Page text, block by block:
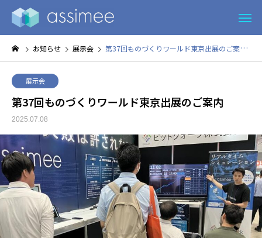
お知らせ 展示会 第37回ものづくりワールド東京出展のご案内
展示会
第37回ものづくりワールド東京出展のご案内
2025.07.08